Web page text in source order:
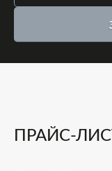
ПРАЙС-